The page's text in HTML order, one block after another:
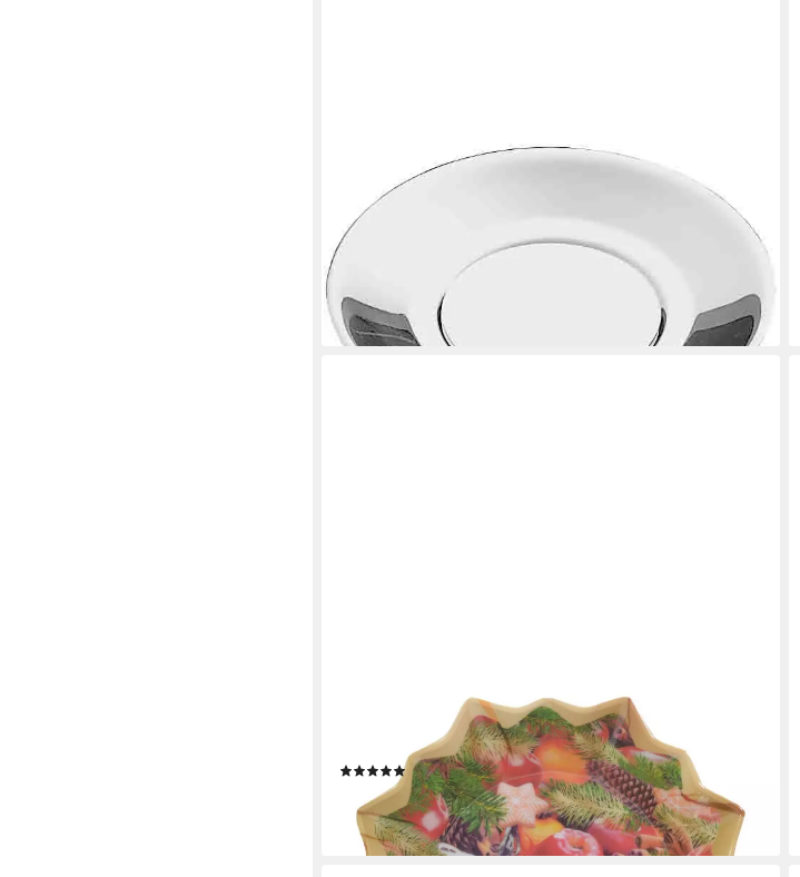
Kuchenteller Gelateria Professional, (4 St), Teller Set,
Edelstahl, spülmaschinengeeignet, bordierter Rand, Ø 13
cm
49,99 €
-27%
lieferbar - in 2-3 Werktagen bei dir
RIFFELMACHER & WEINBERGER
Weihnachtsfigur Riffelmacher Teller Stern, Apfel, Zapfen,
(1)
2,15 €
lieferbar - in 6-7 Werktagen bei dir